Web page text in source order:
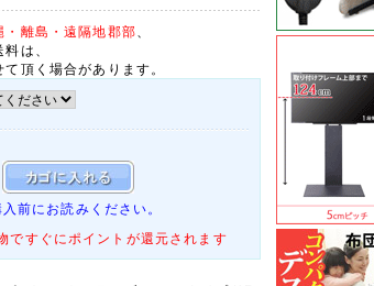
・離島・遠隔地郡部
料は、
頂く場合があります。
入前にお読みください。
ですぐにポイントが還元されます